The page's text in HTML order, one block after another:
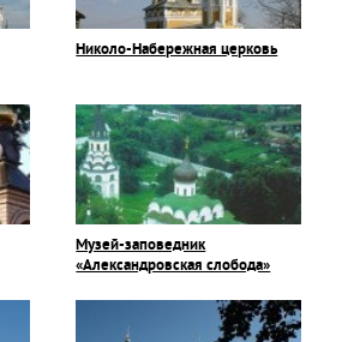
Николо-Набережная церковь
Музей-заповедник
«Александровская слобода»